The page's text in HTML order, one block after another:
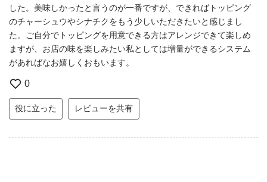
した。美味しかったと言うのが一番ですが、できればトッピング
のチャーシュウやシナチクをもう少しいただきたいと感じまし
た。ご自分でトッピングを用意できる方はアレンジできて楽しめ
ますが、お店の味を楽しみたい私としては増量ができるシステム
があればなお嬉しくおもいます。
0
役に立った レビューを共有